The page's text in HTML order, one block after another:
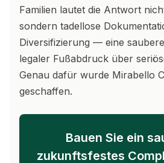
Familien lautet die Antwort
sondern tadellose
Diversifizierung — eine
legaler Fußabdruck über
Genau dafür wurde Mirabello
geschaffen.
Bauen Sie ein
zukunftsfestes